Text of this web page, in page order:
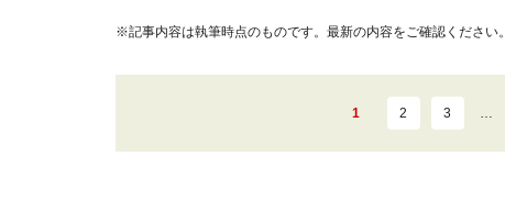
※記事内容は執筆時点のものです。最新の内容をご確認ください。
1 2 3 …